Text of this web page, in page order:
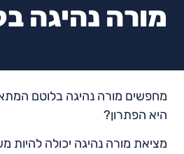
מורה נהיגה
מחפשים מורה נהיגה בלוטם
היא הפתרון?
מציאת מורה נהיגה יכולה להיות